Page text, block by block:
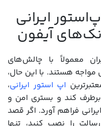
ایرانی
آیفون
معمولاً با چالش‌های
مواجه هستند. با این حال،
اپ استور ایرانی،
کند و بستری امن و
فراهم آورد. اگر قصد